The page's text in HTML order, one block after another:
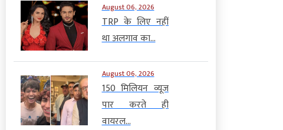
August 06, 2026
TRP के लिए नहीं
था अलगाव का...
August 06, 2026
150 मिलियन व्यूज
पार करते ही
वायरल...